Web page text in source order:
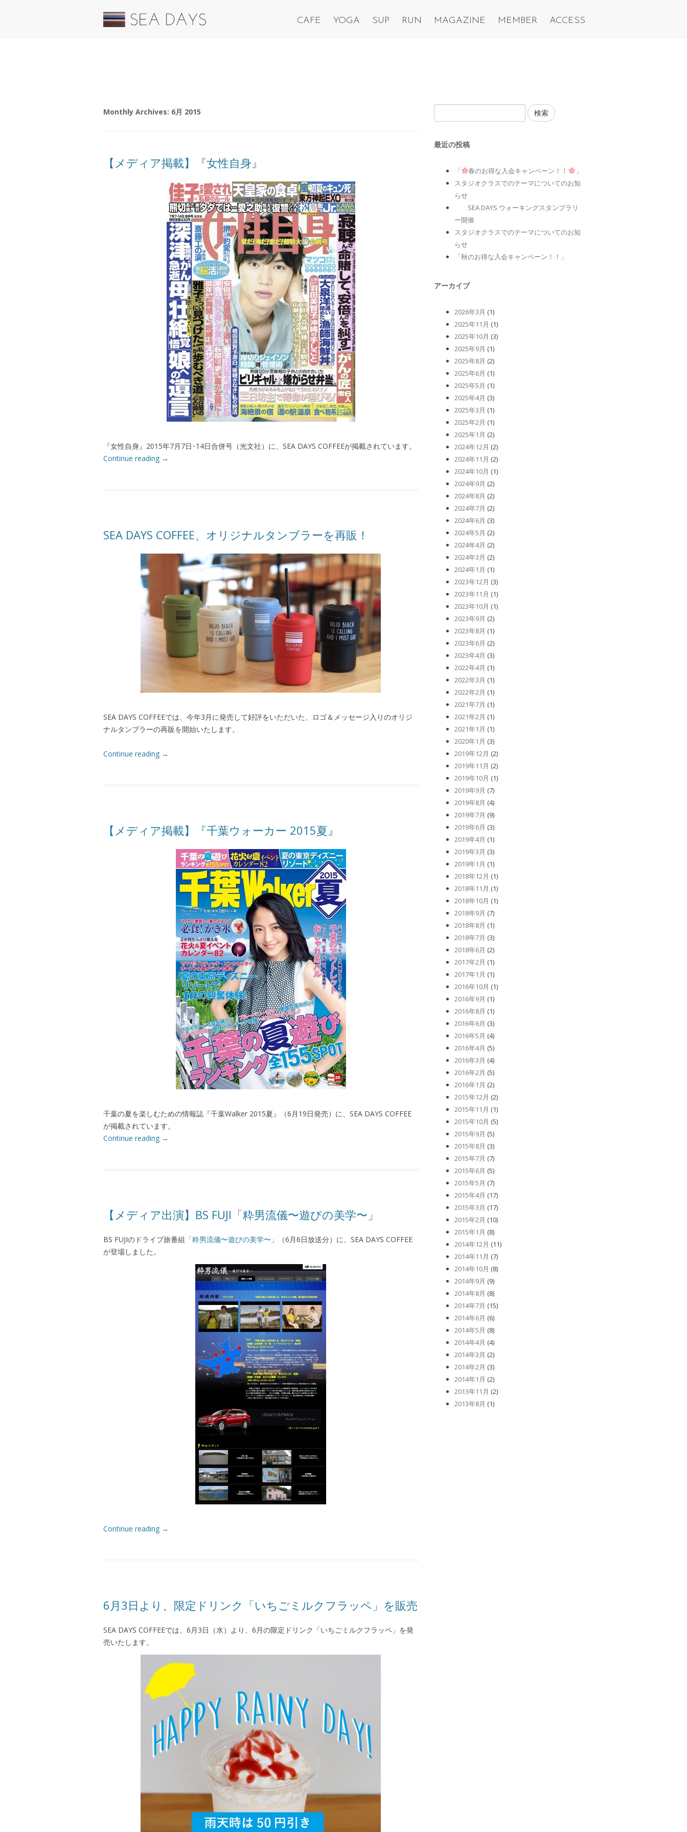
CAFE YOGA SUP RUN MAGAZINE MEMBER ACCESS
Monthly Archives: 6月 2015
【メディア掲載】『女性自身』
『女性自身』2015年7月7日･14日合併号（光文社）に、SEA DAYS COFFEEが掲載されています。
Continue reading →
SEA DAYS COFFEE、オリジナルタンブラーを再販！
SEA DAYS COFFEEでは、今年3月に発売して好評をいただいた、ロゴ＆メッセージ入りのオリジ
ナルタンブラーの再販を開始いたします。
Continue reading →
【メディア掲載】『千葉ウォーカー 2015夏』
千葉の夏を楽しむための情報誌『千葉Walker 2015夏』（6月19日発売）に、SEA DAYS COFFEE
が掲載されています。
Continue reading →
【メディア出演】BS FUJI「粋男流儀〜遊びの美学〜」
BS FUJIのドライブ旅番組 「粋男流儀〜遊びの美学〜」
（6月6日放送分）に、SEA DAYS COFFEE
が登場しました。
Continue reading →
6月3日より、限定ドリンク「いちごミルクフラッペ」を販売
SEA DAYS COFFEEでは、6月3日（水）より、6月の限定ドリンク「いちごミルクフラッペ」を発
売いたします。
検索
最近の投稿
「 春のお得な入会キャンペーン！！
」
スタジオクラスでのテーマについてのお知
らせ
SEA DAYS ウォーキングスタンプラリ
ー開催
スタジオクラスでのテーマについてのお知
らせ
「秋のお得な入会キャンペーン！！」
アーカイブ
2026年3月 (1)
2025年11月 (1)
2025年10月 (3)
2025年9月 (1)
2025年8月 (2)
2025年6月 (1)
2025年5月 (1)
2025年4月 (3)
2025年3月 (1)
2025年2月 (1)
2025年1月 (2)
2024年12月 (2)
2024年11月 (2)
2024年10月 (1)
2024年9月 (2)
2024年8月 (2)
2024年7月 (2)
2024年6月 (3)
2024年5月 (2)
2024年4月 (2)
2024年3月 (2)
2024年1月 (1)
2023年12月 (3)
2023年11月 (1)
2023年10月 (1)
2023年9月 (2)
2023年8月 (1)
2023年6月 (2)
2023年4月 (3)
2022年4月 (1)
2022年3月 (1)
2022年2月 (1)
2021年7月 (1)
2021年2月 (1)
2021年1月 (1)
2020年1月 (3)
2019年12月 (2)
2019年11月 (2)
2019年10月 (1)
2019年9月 (7)
2019年8月 (4)
2019年7月 (9)
2019年6月 (3)
2019年4月 (1)
2019年3月 (3)
2019年1月 (1)
2018年12月 (1)
2018年11月 (1)
2018年10月 (1)
2018年9月 (7)
2018年8月 (1)
2018年7月 (3)
2018年6月 (2)
2017年2月 (1)
2017年1月 (1)
2016年10月 (1)
2016年9月 (1)
2016年8月 (1)
2016年6月 (3)
2016年5月 (4)
2016年4月 (5)
2016年3月 (4)
2016年2月 (5)
2016年1月 (2)
2015年12月 (2)
2015年11月 (1)
2015年10月 (5)
2015年9月 (5)
2015年8月 (3)
2015年7月 (7)
2015年6月 (5)
2015年5月 (7)
2015年4月 (17)
2015年3月 (17)
2015年2月 (10)
2015年1月 (8)
2014年12月 (11)
2014年11月 (7)
2014年10月 (8)
2014年9月 (9)
2014年8月 (8)
2014年7月 (15)
2014年6月 (6)
2014年5月 (8)
2014年4月 (4)
2014年3月 (2)
2014年2月 (3)
2014年1月 (2)
2013年11月 (2)
2013年8月 (1)